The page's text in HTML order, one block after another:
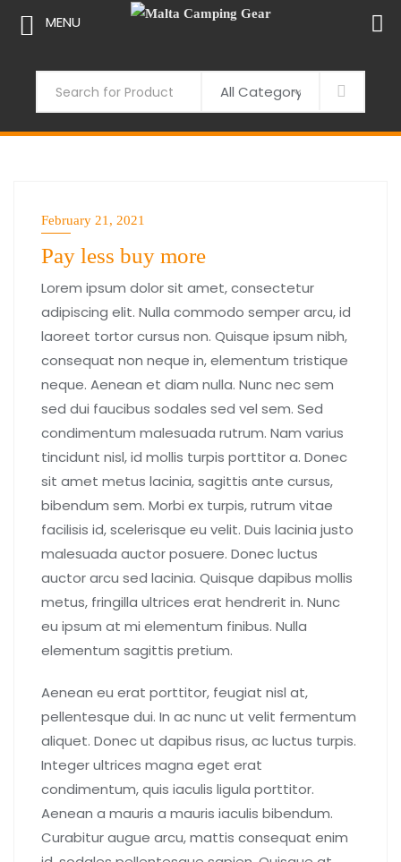
content
February 21, 2021
Pay less buy more
Lorem ipsum dolor sit amet, consectetur
adipiscing elit. Nulla commodo semper arcu, id
laoreet tortor cursus non. Quisque ipsum nibh,
consequat non neque in, elementum tristique
neque. Aenean et diam nulla. Nunc nec sem
sed dui faucibus sodales sed vel sem. Sed
condimentum malesuada rutrum. Nam varius
tincidunt nisl, id mollis turpis porttitor a. Donec
sit amet metus lacinia, sagittis ante cursus,
bibendum sem. Morbi ex turpis, rutrum vitae
facilisis id, scelerisque eu velit. Duis lacinia justo
malesuada auctor posuere. Donec luctus
auctor arcu sed lacinia. Quisque dapibus mollis
metus, fringilla ultrices erat hendrerit in. Nunc
eu ipsum at mi elementum finibus. Nulla
elementum sagittis pretium.
Aenean eu erat porttitor, feugiat nisl at,
pellentesque dui. In ac nunc ut velit fermentum
aliquet. Donec ut dapibus risus, ac luctus turpis.
Integer ultrices magna eget erat
condimentum, quis iaculis ligula porttitor.
Aenean a mauris a mauris iaculis bibendum.
Curabitur augue arcu, mattis consequat enim
MENU